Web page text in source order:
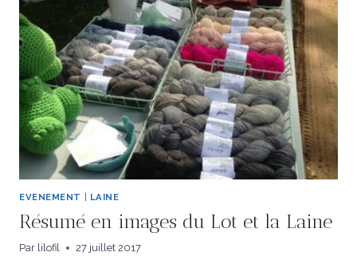
EVENEMENT | LAINE
Résumé en images du Lot et la Laine
Par lilofil 27 juillet 2017